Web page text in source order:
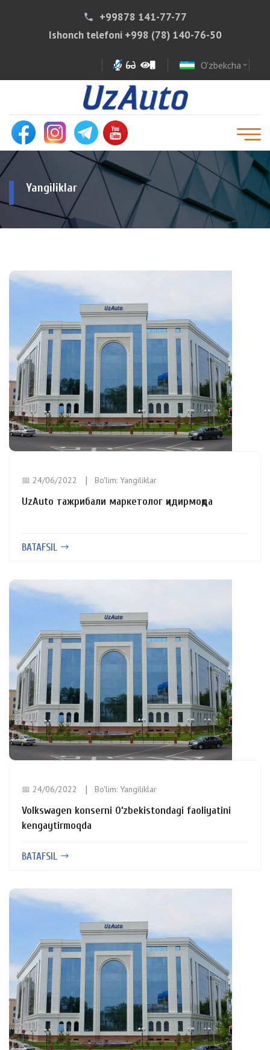
phone
+99878 141-77-77
Ishonch telefoni +998 (78) 140-76-50
O'zbekcha expand_more
Yangiliklar
📅 24/06/2022 Bo'lim: Yangiliklar
UzAuto тажрибали маркетолог қидирмоқда
BATAFSIL
📅 24/06/2022 Bo'lim: Yangiliklar
Volkswagen konserni O’zbekistondagi faoliyatini
kengaytirmoqda
BATAFSIL